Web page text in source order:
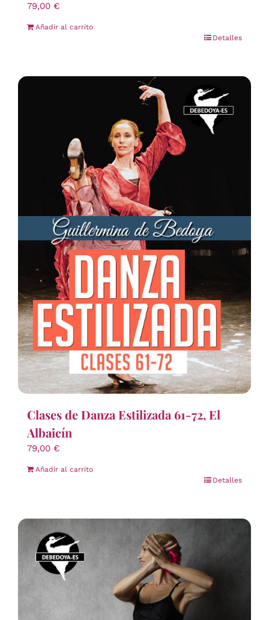
79,00 €
Añadir al carrito
Detalles
Clases de Danza Estilizada 61-72, El
Albaicín
79,00 €
Añadir al carrito
Detalles